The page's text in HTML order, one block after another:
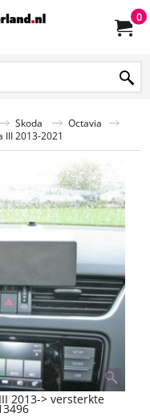
0
Skoda
Octavia
III 2013-2021
2013-> versterkte